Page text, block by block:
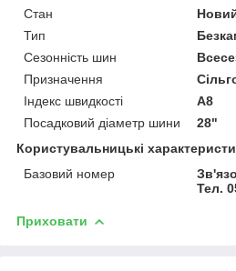
Стан
Тип
Сезонність шин
Призначення
Індекс швидкості
A8
Посадковий діаметр шини
28"
Користувальницькі
Базовий номер
Тел.
Приховати